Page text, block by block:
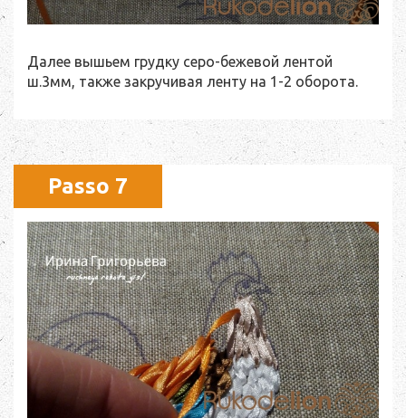
Далее вышьем грудку серо-бежевой лентой
ш.3мм, также закручивая ленту на 1-2 оборота.
Passo 7